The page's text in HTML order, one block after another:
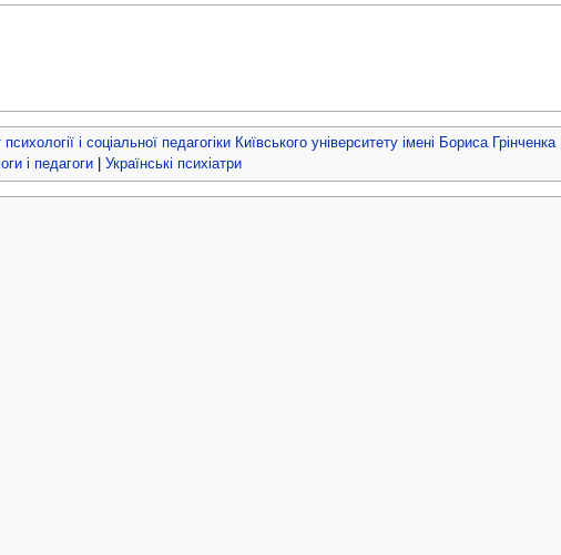
психології і соціальної педагогіки Київського університету імені Бориса Грінченка|
і педагоги| Українські психіатри